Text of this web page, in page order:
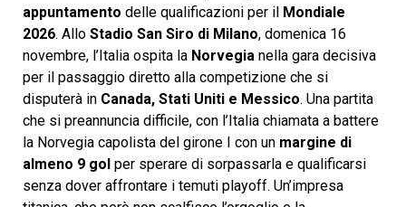
appuntamento delle qualificazioni per il Mondiale
2026. Allo Stadio San Siro di Milano, domenica 16
novembre, l’Italia ospita la Norvegia nella gara decisiva
per il passaggio diretto alla competizione che si
disputerà in Canada, Stati Uniti e Messico. Una partita
che si preannuncia difficile, con l’Italia chiamata a battere
la Norvegia capolista del girone I con un margine di
almeno 9 gol per sperare di sorpassarla e qualificarsi
senza dover affrontare i temuti playoff. Un’impresa